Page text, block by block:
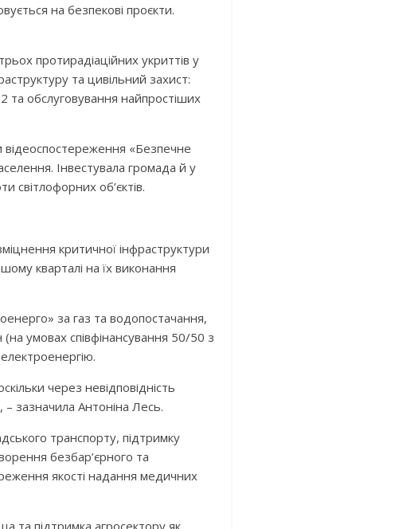
на безпекові проєкти.
протирадіаційних укриттів у
та цивільний захист:
обслуговування найпростіших
відеоспостереження «Безпечне
Інвестувала громада й у
світлофорних об’єктів.
критичної інфраструктури
кварталі на їх виконання
за газ та водопостачання,
умовах співфінансування 50/50 з
через невідповідність
зазначила Антоніна Лесь.
транспорту, підтримку
безбар’єрного та
якості надання медичних
та підтримка агросектору як